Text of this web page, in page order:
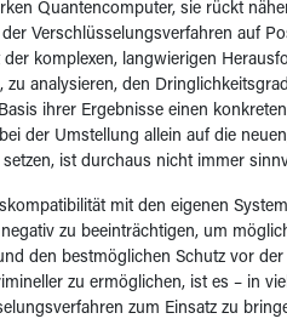
Quantencomputer, sie rückt
Verschlüsselungsverfahren auf
komplexen, langwierigen
zu analysieren, den
ihrer Ergebnisse einen
der Umstellung allein auf die
ist durchaus nicht immer
mit den eigenen
zu beeinträchtigen, um
den bestmöglichen Schutz vor der
zu ermöglichen, ist es – in
zum Einsatz zu